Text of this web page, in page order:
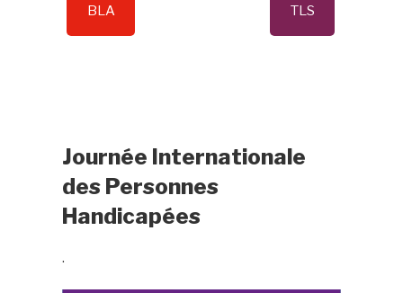
BLA TLS
Journée Internationale
des Personnes
Handicapées
.